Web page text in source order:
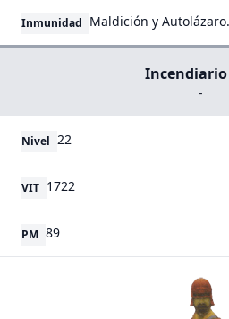
Inmunidad Maldición y Autolázaro.
Incendiario
-
Nivel 22
VIT 1722
PM 89